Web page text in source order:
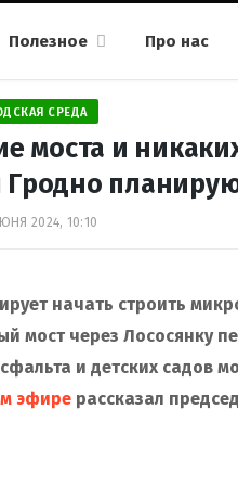
Полезное Про нас
СРЕДА
моста и
Гродно
2024, 10:10
начать строить
мост через Лососянку
и детских садов
эфире рассказал